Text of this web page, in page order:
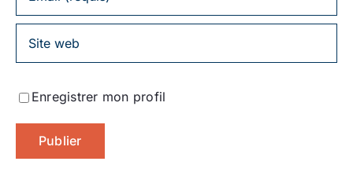
Enregistrer mon profil